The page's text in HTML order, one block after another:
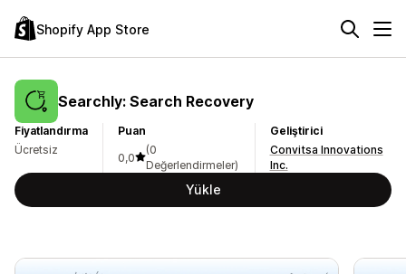
Shopify App Store
Searchly: Search Recovery
Fiyatlandırma
Ücretsiz
Puan
0,0
(0
Değerlendirmeler)
Geliştirici
Convitsa Innovations
Inc.
Yükle